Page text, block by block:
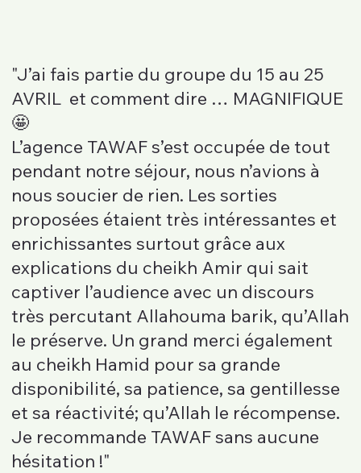
"J’ai fais partie du groupe du 15 au 25
AVRIL et comment dire … MAGNIFIQUE
🤩
L’agence TAWAF s’est occupée de tout
pendant notre séjour, nous n’avions à
nous soucier de rien. Les sorties
proposées étaient très intéressantes et
enrichissantes surtout grâce aux
explications du cheikh Amir qui sait
captiver l’audience avec un discours
très percutant Allahouma barik, qu’Allah
le préserve. Un grand merci également
au cheikh Hamid pour sa grande
disponibilité, sa patience, sa gentillesse
et sa réactivité; qu’Allah le récompense.
Je recommande TAWAF sans aucune
hésitation !"